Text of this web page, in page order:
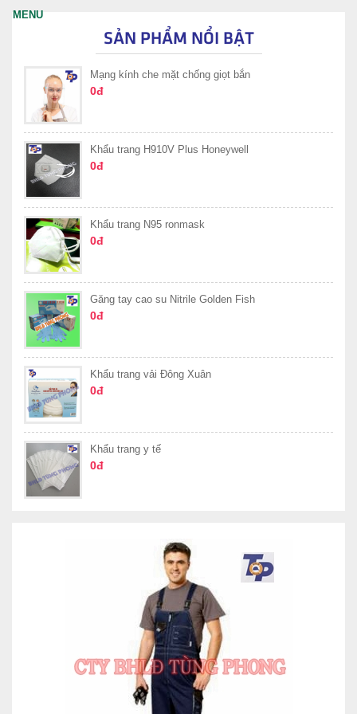
SẢN PHẨM NỔI BẬT
Mạng kính che mặt chống giọt bắn
0đ
Khẩu trang H910V Plus Honeywell
0đ
Khẩu trang N95 ronmask
0đ
Găng tay cao su Nitrile Golden Fish
0đ
Khẩu trang vải Đông Xuân
0đ
Khẩu trang y tế
0đ